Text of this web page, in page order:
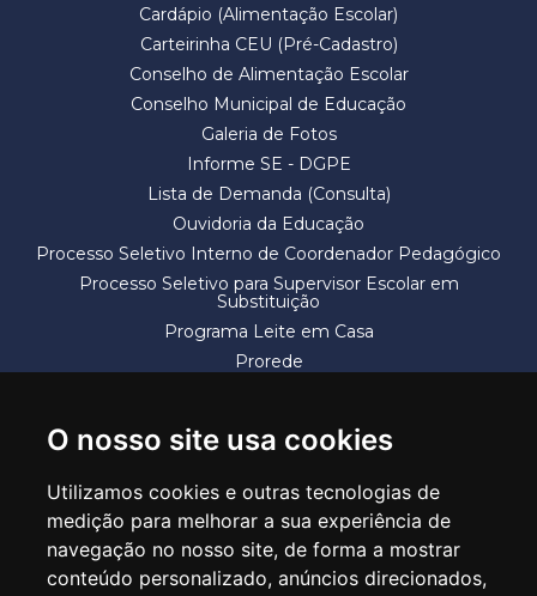
O nosso site usa cookies
Utilizamos cookies e outras tecnologias de
medição para melhorar a sua experiência de
navegação no nosso site, de forma a mostrar
conteúdo personalizado, anúncios direcionados,
Cardápio (Alimentação Escolar)
Carteirinha CEU (Pré-Cadastro)
Conselho de Alimentação Escolar
Conselho Municipal de Educação
Galeria de Fotos
Informe SE - DGPE
Lista de Demanda (Consulta)
Ouvidoria da Educação
Processo Seletivo Interno de Coordenador Pedagógico
Processo Seletivo para Supervisor Escolar em
Substituição
Programa Leite em Casa
Prorede
SECRETARIA DE EDUCAÇÃO